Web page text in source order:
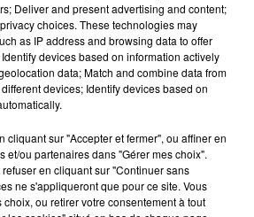
DU LOT DU 09/08/25
l'information à Tulle, Brive,
et le pays sarladais avec les
journalistes sur le terrain.
Deliver and present advertising and content;
choices. These technologies may
as IP address and browsing data to offer
devices based on information actively
data; Match and combine data from
devices; Identify devices based on
cliquant sur "Accepter et fermer", ou affiner en
et/ou partenaires dans "Gérer mes choix".
en cliquant sur "Continuer sans
ne s'appliqueront que pour ce site. Vous
ou retirer votre consentement à tout